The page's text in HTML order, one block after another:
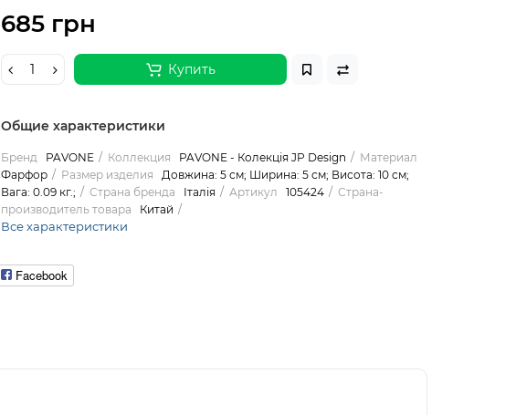
685 грн
Купить
Общие характеристики
Бренд PAVONE Коллекция PAVONE - Колекція JP Design
Материал
Фарфор
Размер изделия
Довжина: 5 см; Ширина: 5 см; Висота: 10 см;
Вага: 0.09 кг.;
Страна бренда Італія Артикул 105424
Страна-
производитель товара
Китай
Все характеристики
Facebook